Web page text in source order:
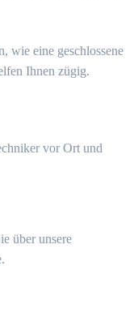
wie eine geschlossene
Ihnen zügig.
vor Ort und
über unsere